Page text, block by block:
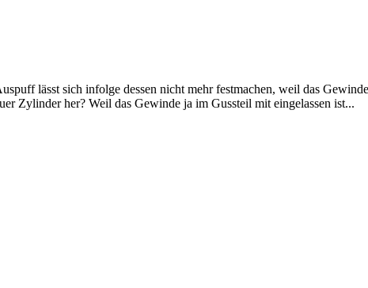
lässt sich infolge dessen nicht mehr festmachen, weil das
Zylinder her? Weil das Gewinde ja im Gussteil mit eingelassen ist...